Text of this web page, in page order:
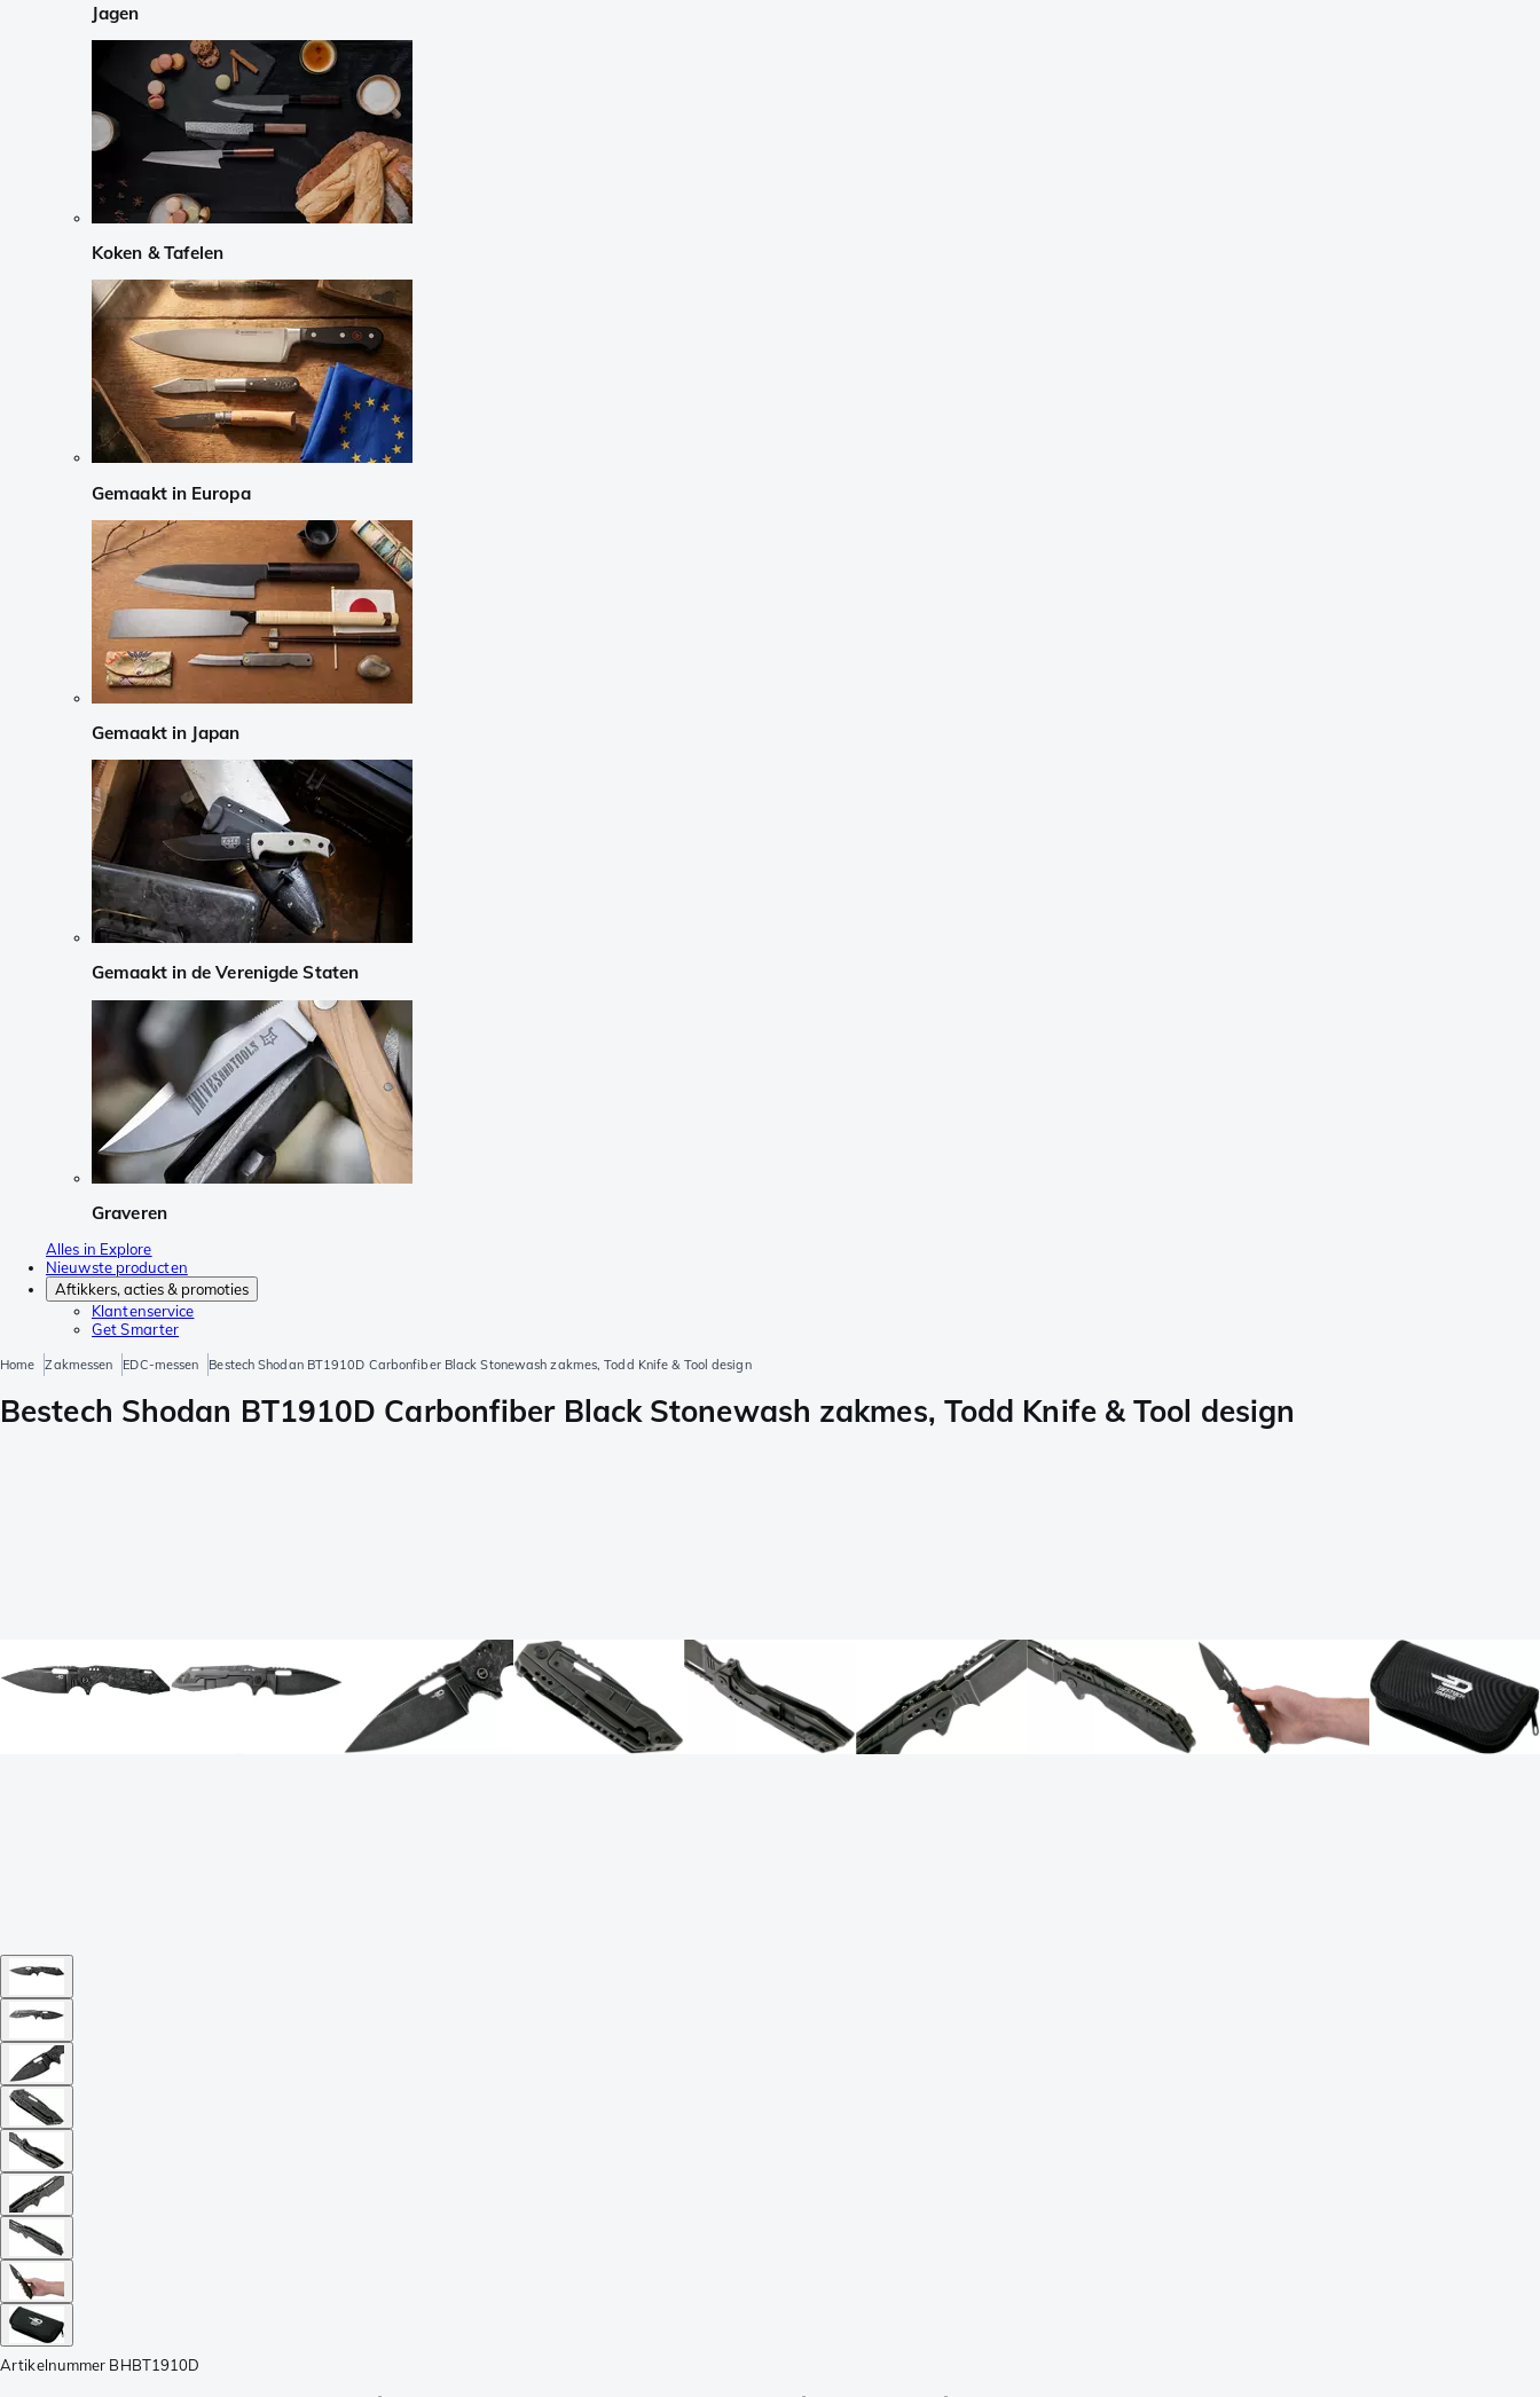
Jagen
Koken & Tafelen
Gemaakt in Europa
Gemaakt in Japan
Gemaakt in de Verenigde Staten
Graveren
Alles in Explore
Nieuwste producten
Aftikkers, acties & promoties
Klantenservice
Get Smarter
Home Zakmessen EDC-messen Bestech Shodan BT1910D Carbonfiber Black Stonewash zakmes, Todd Knife & Tool design
Bestech Shodan BT1910D Carbonfiber Black Stonewash zakmes, Todd Knife & Tool design
Artikelnummer BHBT1910D